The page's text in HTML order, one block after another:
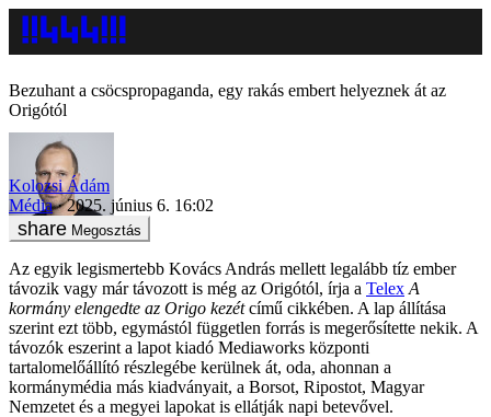
Bezuhant a csöcspropaganda, egy rakás embert helyeznek át az
Origótól
Kolozsi Ádám
Média
2025. június 6. 16:02
Megosztás
Az egyik legismertebb Kovács András mellett legalább tíz ember
távozik vagy már távozott is még az Origótól, írja a Telex A
kormány elengedte az Origo kezétcímű cikkében. A lap állítása
szerint ezt több, egymástól független forrás is megerősítette nekik. A
távozók eszerint a lapot kiadó Mediaworks központi
tartalomelőállító részlegébe kerülnek át, oda, ahonnan a
kormánymédia más kiadványait, a Borsot, Ripostot, Magyar
Nemzetet és a megyei lapokat is ellátják napi betevővel.